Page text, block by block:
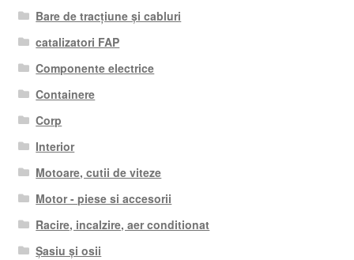
Bare de tracțiune și cabluri
catalizatori FAP
Componente electrice
Containere
Corp
Interior
Motoare, cutii de viteze
Motor - piese si accesorii
Racire, incalzire, aer conditionat
Șasiu și osii